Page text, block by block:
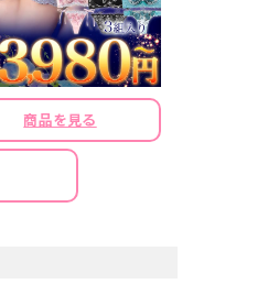
商品を見る